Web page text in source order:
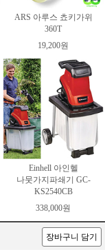
ARS 아루스 쵸키가위
360T
19,200원
Einhell 아인헬
나뭇가지파쇄기 GC-
KS2540CB
338,000원
장바구니 담기